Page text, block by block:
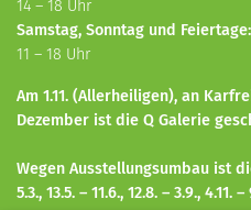
14 – 18 Uhr
Samstag, Sonntag und Feiertage:
11 – 18 Uhr
Am 1.11. (Allerheiligen), an
Dezember ist die Q Galerie
Wegen Ausstellungsumbau ist
5.3., 13.5. – 11.6., 12.8. – 3.9., 4.11. –